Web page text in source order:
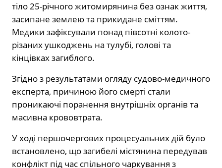
тіло 25-річного житомирянина без ознак життя,
засипане землею та прикидане сміттям.
Медики зафіксували понад півсотні колото-
різаних ушкоджень на тулубі, голові та
кінцівках загиблого.
Згідно з результатами огляду судово-медичного
експерта, причиною його смерті стали
проникаючі поранення внутрішніх органів та
масивна крововтрата.
У ході першочергових процесуальних дій було
встановлено, що загибелі містянина передував
конфлікт під час спільного чаркування з